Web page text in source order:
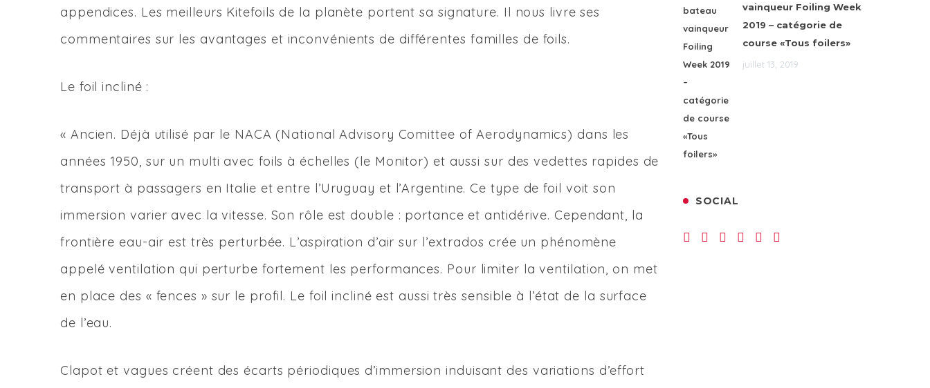
appendices. Les meilleurs Kitefoils de la planète portent sa signature. Il nous livre ses
commentaires sur les avantages et inconvénients de différentes familles de foils.
Le foil incliné :
« Ancien. Déjà utilisé par le NACA (National Advisory Comittee of Aerodynamics) dans les
années 1950, sur un multi avec foils à échelles (le Monitor) et aussi sur des vedettes rapides de
transport à passagers en Italie et entre l’Uruguay et l’Argentine. Ce type de foil voit son
immersion varier avec la vitesse. Son rôle est double : portance et antidérive. Cependant, la
frontière eau-air est très perturbée. L’aspiration d’air sur l’extrados crée un phénomène
appelé ventilation qui perturbe fortement les performances. Pour limiter la ventilation, on met
en place des « fences » sur le profil. Le foil incliné est aussi très sensible à l’état de la surface
de l’eau.
Clapot et vagues créent des écarts périodiques d’immersion induisant des variations d’effort
vainqueur Foiling Week
2019 – catégorie de
course «Tous foilers»
juillet 13, 2019
SOCIAL